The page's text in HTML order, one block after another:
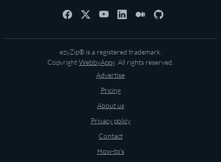
ezyZip® is a registered trademark.
CopyrightWebbyAppy. All rights reserved.
Advertise
Pricing
About us
Privacy policy
Contact
How-to's